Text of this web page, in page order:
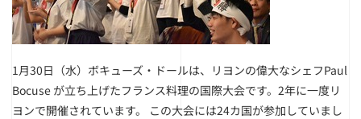
1月30日（水）ボキューズ・ドールは、リヨンの偉大なシェフPaul
Bocuse が立ち上げたフランス料理の国際大会です。2年に一度リ
ヨンで開催されています。 この大会には24カ国が参加していまし